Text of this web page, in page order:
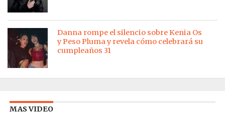
Danna rompe el silencio sobre Kenia Os
y Peso Pluma y revela cómo celebrará su
cumpleaños 31
MAS VIDEO